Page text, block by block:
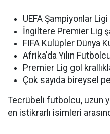
UEFA Şampiyonlar
İngiltere Premier Lig
FIFA Kulüpler Dünya
Afrika'da Yılın
Premier Lig gol
Çok sayıda bireysel
Tecrübeli futbolcu, uzun
en istikrarlı isimleri